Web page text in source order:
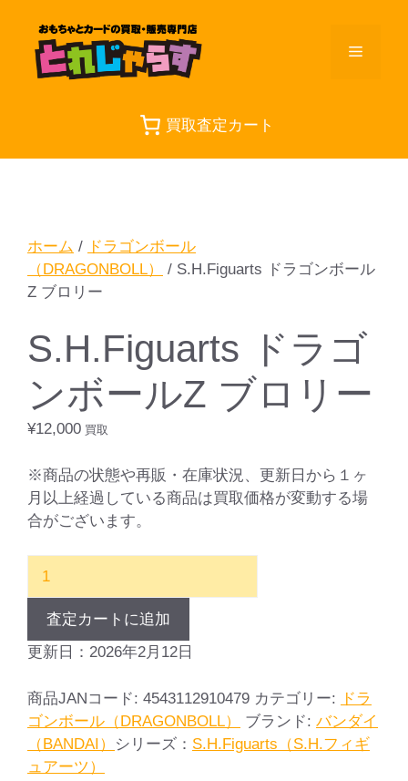
メ
ュ
買取査定カート
ホーム / ドラゴンボール
（DRAGONBOLL）
/ S.H.Figuarts ドラゴンボール
Z ブロリー
S.H.Figuarts ドラゴ
ンボールZ ブロリー
¥12,000 買取
※商品の状態や再販・在庫状況、更新日から１ヶ
月以上経過している商品は買取価格が変動する場
合がございます。
ン
ー
ル
Z
ブ
査定カートに追加
更新日：2026年2月12日
商品JANコード: 4543112910479 カテゴリー:
ドラ
ゴンボール（DRAGONBOLL）
ブランド: バンダイ
（BANDAI）
シリーズ： S.H.Figuarts（S.H.フィギ
ュアーツ）